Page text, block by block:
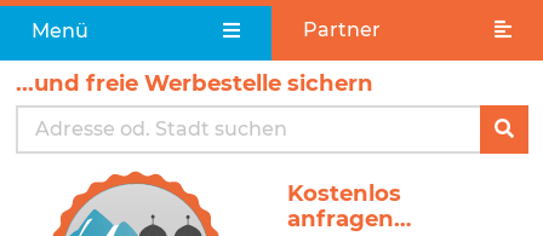
Menü Partner
...und freie Werbestelle sichern
Kostenlos
anfragen…